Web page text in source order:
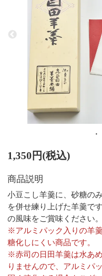
1,350円(税込)
商品説明
小豆こし羊羹に、砂糖の
を併せ練り上げた羊羹で
の風味をご賞味ください。
※アルミパック入りの羊
糖化しにくい商品です。
※赤司の日田羊羹は水あ
りませんので、アルミパ